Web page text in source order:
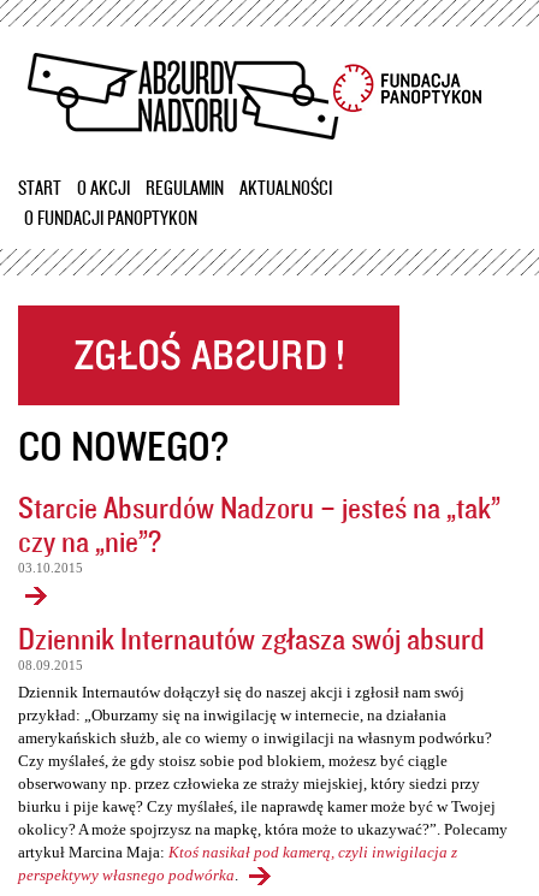
Przejdź
treści
START O AKCJI REGULAMIN
AKTUALNOŚCI
O FUNDACJI PANOPTYKON
CO NOWEGO?
Starcie Absurdów Nadzoru – jesteś na „tak”
czy na „nie”?
03.10.2015
Dziennik Internautów zgłasza swój absurd
08.09.2015
Dziennik Internautów dołączył się do naszej akcji i zgłosił nam swój
przykład: „Oburzamy się na inwigilację w internecie, na działania
amerykańskich służb, ale co wiemy o inwigilacji na własnym podwórku?
Czy myślałeś, że gdy stoisz sobie pod blokiem, możesz być ciągle
obserwowany np. przez człowieka ze straży miejskiej, który siedzi przy
biurku i pije kawę? Czy myślałeś, ile naprawdę kamer może być w Twojej
okolicy? A może spojrzysz na mapkę, która może to ukazywać?”. Polecamy
artykuł Marcina Maja: Ktoś nasikał pod kamerą, czyli inwigilacja z
perspektywy własnego podwórka